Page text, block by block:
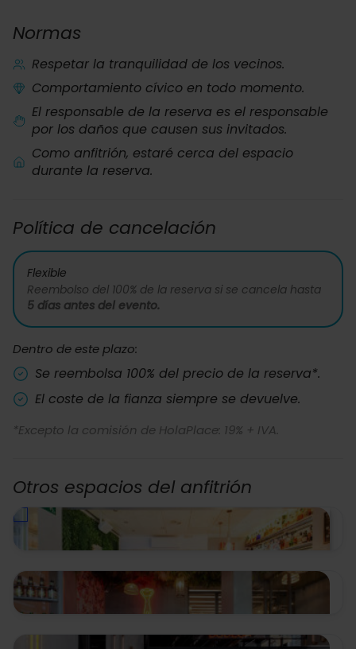
Normas
Respetar la tranquilidad de los vecinos.
Comportamiento cívico en todo momento.
El responsable de la reserva es el responsable
por los daños que causen sus invitados.
Como anfitrión, estaré cerca del espacio
durante la reserva.
Política de cancelación
Flexible
Reembolso del 100% de la reserva si se cancela hasta
5 días antes del evento.
Dentro de este plazo:
Se reembolsa 100% del precio de la reserva*.
El coste de la fianza siempre se devuelve.
*Excepto la comisión de HolaPlace: 19% + IVA.
Otros espacios del anfitrión